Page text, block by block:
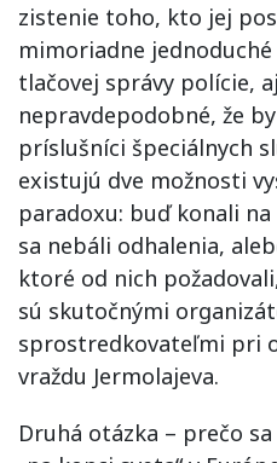
zistenie toho, kto jej
mimoriadne jednoduché
tlačovej správy polície,
nepravdepodobné, že
príslušníci špeciálnych
existujú dve možnosti
paradoxu: buď konali
sa nebáli odhalenia,
ktoré od nich
sú skutočnými
sprostredkovateľmi pri
vraždu Jermolajeva.
Druhá otázka – prečo